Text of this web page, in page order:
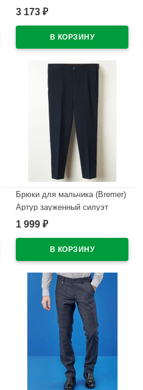
размер 30/128-44/176 цвет
3 173 ₽
Брюки для мальчика (Bremer)
Артур зауженный силуэт
размер 46/170-48/182 цвет
1 999 ₽